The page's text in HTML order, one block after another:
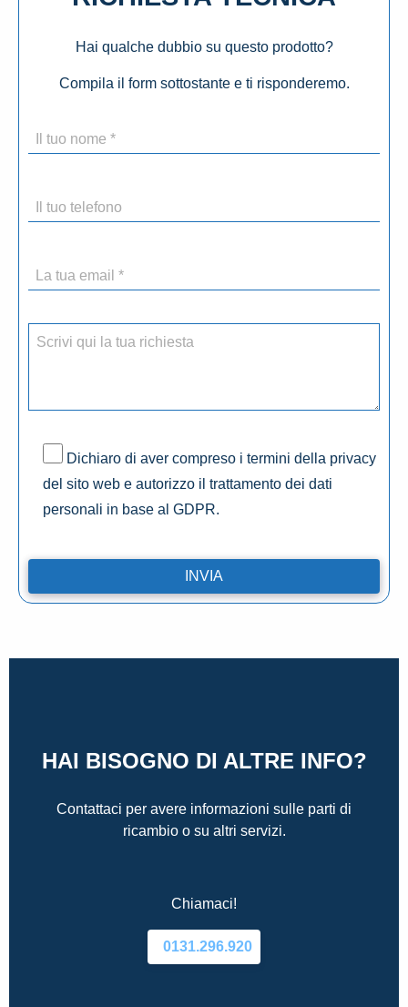
Hai qualche dubbio su questo prodotto?
Compila il form sottostante e ti risponderemo.
Dichiaro di aver compreso i termini della privacy
del sito web e autorizzo il trattamento dei dati
personali in base al GDPR.
HAI BISOGNO DI ALTRE INFO?
Contattaci per avere informazioni sulle parti di
ricambio o su altri servizi.
Chiamaci!
0131.296.920